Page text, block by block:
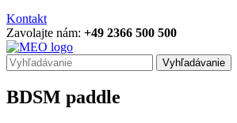
Kontakt
Zavolajte nám: +49 2366 500 500
Vyhľadávanie
BDSM paddle